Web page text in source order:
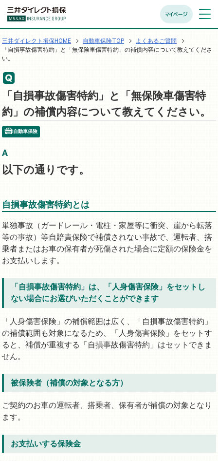
マイページ メニュ
開く
三井ダイレクト損保HOME 自動車保険TOP
よくあるご質問
「自損事故傷害特約」と「無保険車傷害特約」の補償内容について教えてくださ
い。
「自損事故傷害特約」と「無保険車傷害特
約」の補償内容について教えてください。
自動車保険
以下の通りです。
自損事故傷害特約とは
単独事故（ガードレール・電柱・家屋等に衝突、崖から転落
等の事故）等自賠責保険で補償されない事故で、運転者、搭
乗者またはお車の保有者が死傷された場合に定額の保険金を
お支払いします。
「自損事故傷害特約」は、「人身傷害保険」をセットし
ない場合にお選びいただくことができます
「人身傷害保険」の補償範囲は広く、「自損事故傷害特約」
の補償範囲も対象になるため、「人身傷害保険」をセットす
ると、補償が重複する「自損事故傷害特約」はセットできま
せん。
被保険者（補償の対象となる方）
ご契約のお車の運転者、搭乗者、保有者が補償の対象となり
ます。
お支払いする保険金